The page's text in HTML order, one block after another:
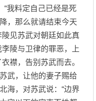
“我料定自己已经是死
，那么就请结束今天
见苏武对朝廷如此真
陵与卫律的罪恶，上
襟，告别苏武而去。
，让他的妻子赐给
海，对苏武说：“边界